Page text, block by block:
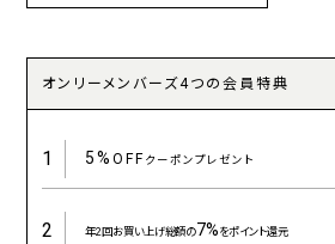
オンリーメンバーズ4つの会員特典
1 5%OFFクーポンプレゼント
2 年2回お買い上げ総額の7%をポイント還元